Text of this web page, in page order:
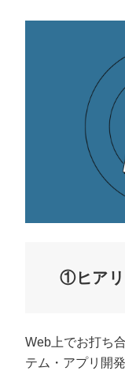
①ヒアリ
Web上でお打ち
テム・アプリ開